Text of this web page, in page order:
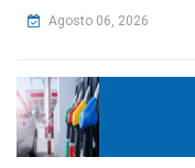
Agosto 06, 2026